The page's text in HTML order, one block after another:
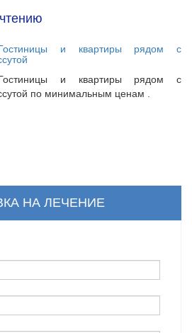
и квартиры рядом с
и квартиры рядом с
по минимальным ценам .
НА ЛЕЧЕНИЕ